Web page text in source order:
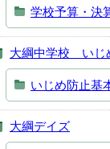
学校予算・決
大綱中学校 いじ
いじめ防止基
大綱デイズ